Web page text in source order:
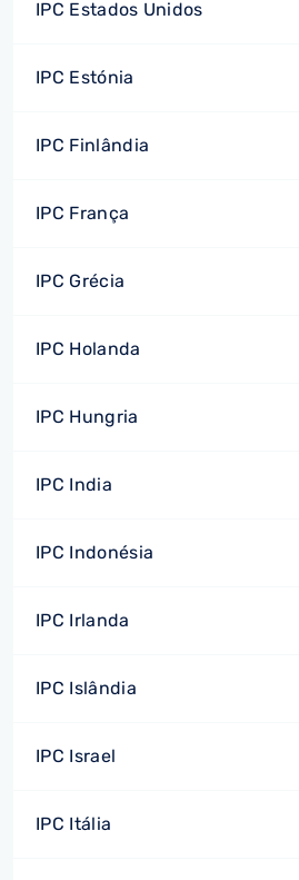
IPC Estados Unidos
IPC Estónia
IPC Finlândia
IPC França
IPC Grécia
IPC Holanda
IPC Hungria
IPC India
IPC Indonésia
IPC Irlanda
IPC Islândia
IPC Israel
IPC Itália